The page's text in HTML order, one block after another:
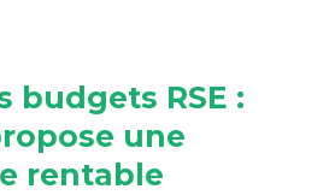
budgets RSE :
une
rentable